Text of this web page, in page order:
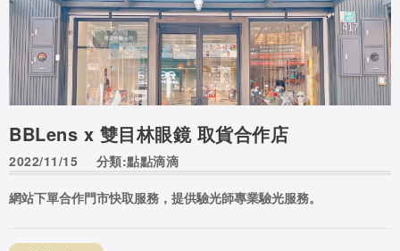
BBLens x 雙目林眼鏡 取貨合作店
2022/11/15 分類:點點滴滴
網站下單合作門市快取服務，提供驗光師專業驗光服務。